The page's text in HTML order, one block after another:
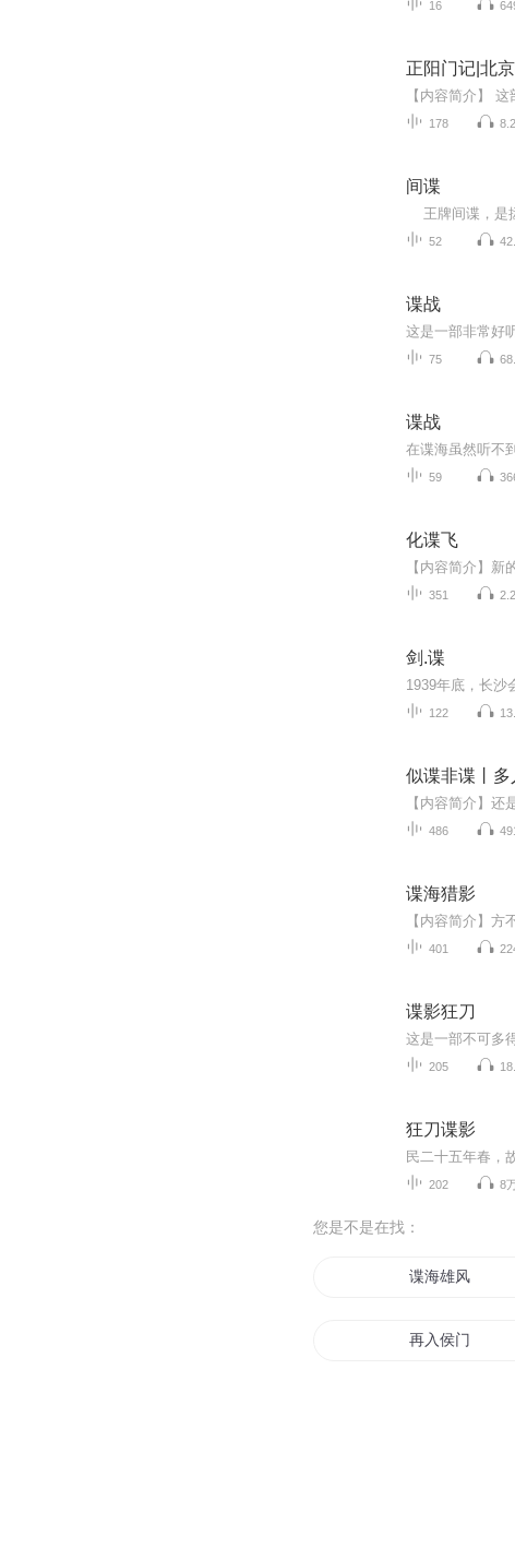
16
正阳门记|北
178
间谍
王牌间谍，是
52
谍战
75
谍战
59
化谍飞
351
剑.谍
122
似谍非谍丨多
486
谍海猎影
401
谍影狂刀
205
狂刀谍影
202 8
您是不是在找：
谍海雄风
再入侯门